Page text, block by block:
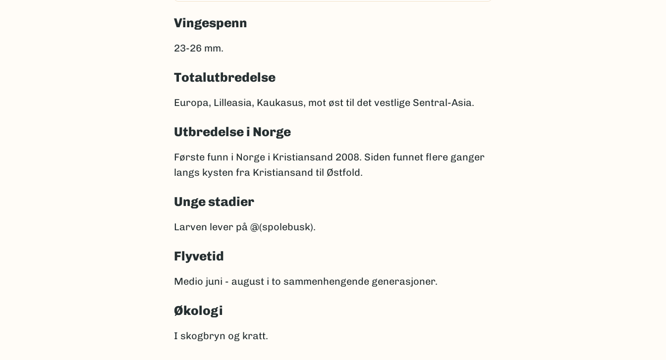
Vingespenn
23-26 mm.
Totalutbredelse
Europa, Lilleasia, Kaukasus, mot øst til det vestlige Sentral-Asia.
Utbredelse i Norge
Første funn i Norge i Kristiansand 2008. Siden funnet flere ganger
langs kysten fra Kristiansand til Østfold.
Unge stadier
Larven lever på @(spolebusk).
Flyvetid
Medio juni - august i to sammenhengende generasjoner.
Økologi
I skogbryn og kratt.